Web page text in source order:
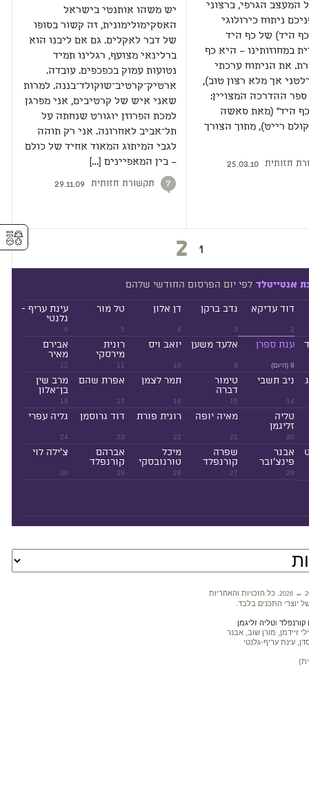
המעצב הגרפי, ברצוני
ניתוח כירולוגי
היד) של כף היד
במחוזותינו – היא כף
את הניתוח ערכתי
אך מלא רצון טוב),
ההדרכה המצויין:
היד" (מאת סאשה
רייט), מתוך הצורך
חזותית 25.03.10
יש משהו אותנטי בישראל
האסקימולימונית, זה קשור בסופו
של דבר לאקלים. גם אם ליבנו הוא
ברלינאי מצועף, רגלינו תמיד
נטועות עמוק בכפכפים. עובדה.
ארטיק־קרטיב־שוקולד־בננה. למרות
שאני איש של קרטיבים, אני מפרגן
למכת הפרוזן יוגורט שנחתה על
תל־אביב לאחרונה. אני רק תוהה
לגבי המיתוג המאוד אחיד של כולם
– בין המאפיינים […]
7 תקשורת חזותית 29.11.09
1
2
אנטייטלד לפי יום הפרסום החודשי שלהם
2
דוד עדיקא
3
נדב ברקן
4
דן אלון
5
טל מור
6
עינת עריף -
גלנטי
8 (היום)
ענת ספרן
9
אלעד משען
10
יואב ויס
11
רונית
מירסקי
12
אבירם
מאיר
14
ניב תשבי
15
טימור
דברה
16
תמר לצמן
17
אפרת שהם
18
מרב שין
בן־אלון
20
טליה
זליגמן
21
מאיה יופה
22
רונית פורת
23
דוד גרוסמן
24
גליה עפרי
26
אבנר
פינצ'ובר
27
שפרה
קורנפלד
28
מיכל
טורנובסקי
29
אברהם
קורנפלד
30
צ'ילה לוי
2026 ←
. כל הזכויות והאחריות
יוצרי התכנים בלבד.
וטליה זליגמן
זיידמן, מורן שוב, אבנר
עינת עריף-גלנטי
⚥︎